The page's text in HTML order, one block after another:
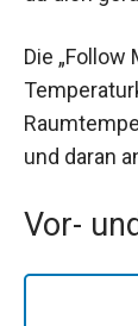
Die
und daran
Vor-